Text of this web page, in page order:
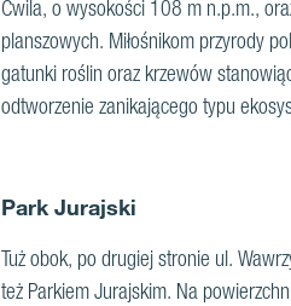
Cwila, o wysokości 108 m n.p.m.,
planszowych. Miłośnikom przyrody
gatunki roślin oraz krzewów
odtworzenie zanikającego typu
Park Jurajski
Tuż obok, po drugiej stronie ul.
też Parkiem Jurajskim. Na